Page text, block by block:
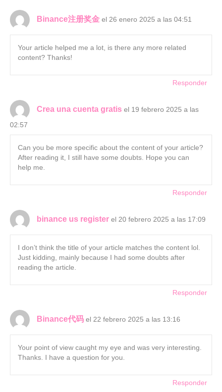
Binance注册奖金 el 26 enero 2025 a las 04:51
Your article helped me a lot, is there any more related
content? Thanks!
Responder
Crea una cuenta gratis el 19 febrero 2025 a las
02:57
Can you be more specific about the content of your article?
After reading it, I still have some doubts. Hope you can
help me.
Responder
binance us register el 20 febrero 2025 a las 17:09
I don’t think the title of your article matches the content lol.
Just kidding, mainly because I had some doubts after
reading the article.
Responder
Binance代码 el 22 febrero 2025 a las 13:16
Your point of view caught my eye and was very interesting.
Thanks. I have a question for you.
Responder